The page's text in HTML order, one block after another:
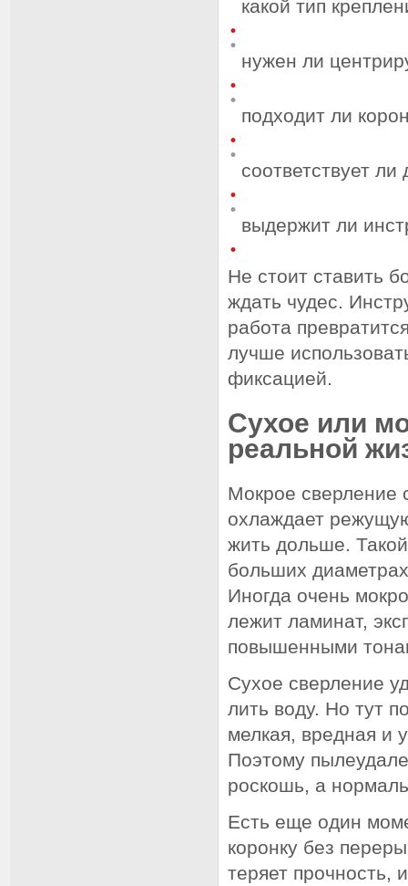
какой тип
нужен ли
подходит ли
соответствует
выдержит ли
Не стоит ставить
ждать чудес.
работа
лучше
фиксацией.
Сухое или
реальной
Мокрое сверление
охлаждает
жить дольше.
больших
Иногда очень
лежит ламинат,
повышенными
Сухое сверление
лить воду. Но тут
мелкая, вредная и
Поэтому
роскошь, а
Есть еще один
коронку без
теряет прочность,